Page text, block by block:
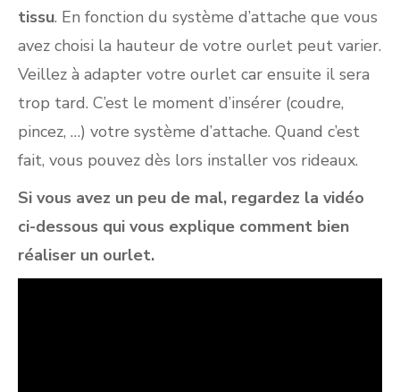
tissu. En fonction du système d’attache que vous
avez choisi la hauteur de votre ourlet peut varier.
Veillez à adapter votre ourlet car ensuite il sera
trop tard. C’est le moment d’insérer (coudre,
pincez, …) votre système d’attache. Quand c’est
fait, vous pouvez dès lors installer vos rideaux.
Si vous avez un peu de mal, regardez la vidéo
ci-dessous qui vous explique comment bien
réaliser un ourlet.